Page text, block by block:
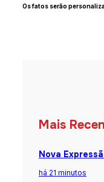
Os fatos serão
Mais
Nova
há 21 minutos